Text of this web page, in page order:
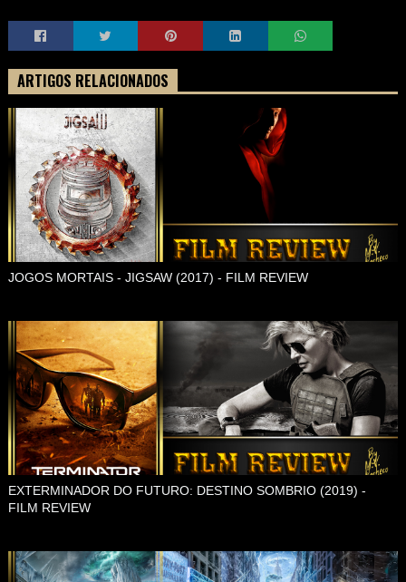
ARTIGOS RELACIONADOS
JOGOS MORTAIS - JIGSAW (2017) - FILM REVIEW
EXTERMINADOR DO FUTURO: DESTINO SOMBRIO (2019) -
FILM REVIEW